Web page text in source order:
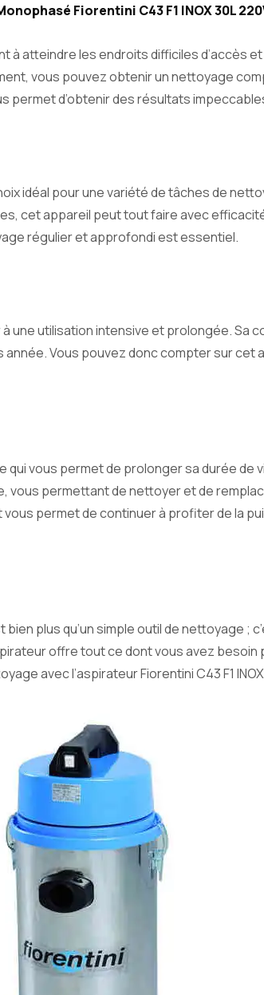
Fiorentini C43 F1 INOX 30L
à atteindre les endroits difficiles
vous pouvez obtenir un nettoyage
d’obtenir des résultats
idéal pour une variété de tâches de
cet appareil peut tout faire avec
régulier et approfondi est essentiel.
une utilisation intensive et prolongée.
Vous pouvez donc compter sur
qui vous permet de prolonger sa durée
vous permettant de nettoyer et de
permet de continuer à profiter de la
bien plus qu’un simple outil de nettoyage
offre tout ce dont vous avez
avec l’aspirateur Fiorentini C43 F1 INOX